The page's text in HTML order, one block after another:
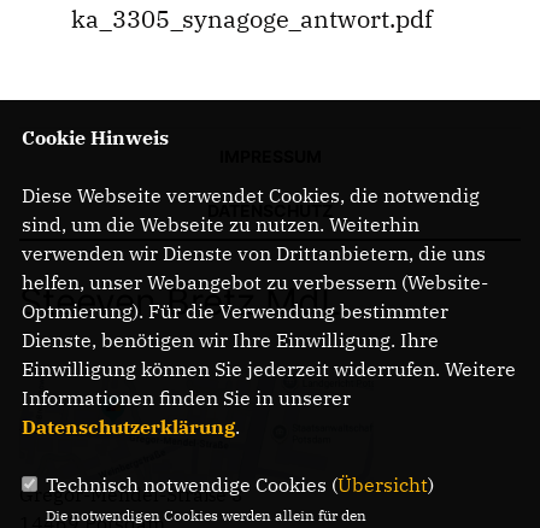
ka_3305_synagoge_antwort.pdf
Steeven Bretz MdL
Gregor-Mendel-Straße 3
14469 Potsdam
Cookie Hinweis
Diese Webseite verwendet Cookies, die notwendig
sind, um die Webseite zu nutzen. Weiterhin
verwenden wir Dienste von Drittanbietern, die uns
helfen, unser Webangebot zu verbessern (Website-
Optmierung). Für die Verwendung bestimmter
Dienste, benötigen wir Ihre Einwilligung. Ihre
Einwilligung können Sie jederzeit widerrufen. Weitere
Informationen finden Sie in unserer
Datenschutzerklärung.
Technisch notwendige Cookies (Übersicht)
Die notwendigen Cookies werden allein für den